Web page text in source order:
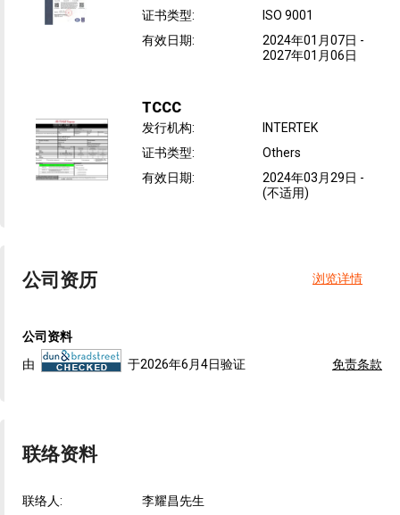
证书类型:
ISO 9001
有效日期: 2024年01月07日 -
2027年01月06日
TCCC
发行机构:
INTERTEK
证书类型:
Others
有效日期: 2024年03月29日 -
(不适用)
公司资历 浏览详情
公司资料
由
于2026年6月4日验证 免责条款
联络资料
联络人: 李耀昌先生